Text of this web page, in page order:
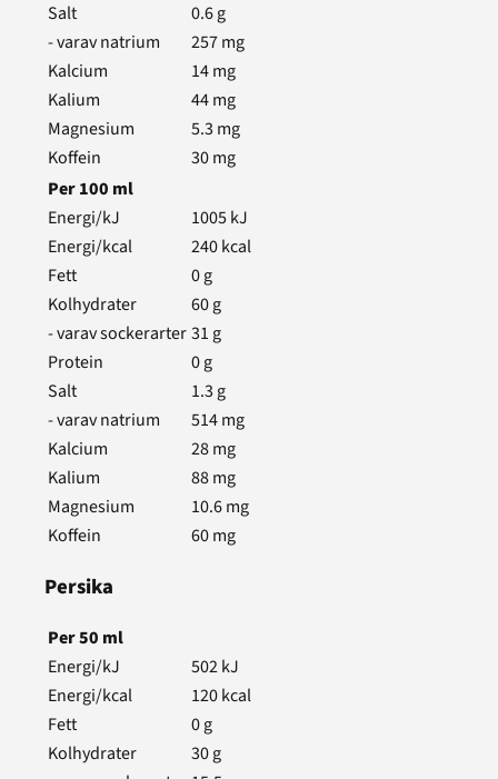
Salt
0.6g
- varav natrium
257mg
Kalcium
14mg
Kalium
44mg
Magnesium
5.3 mg
Koffein
30mg
Per100 ml
Energi/kJ
1005kJ
Energi/kcal
240kcal
Fett
0g
Kolhydrater
60g
- varav sockerarter31 g
Protein
0g
Salt
1.3 g
- varav natrium
514mg
Kalcium
28mg
Kalium
88mg
Magnesium
10.6mg
Koffein
60mg
Persika
Per50 ml
Energi/kJ
502kJ
Energi/kcal
120kcal
Fett
0g
Kolhydrater
30g